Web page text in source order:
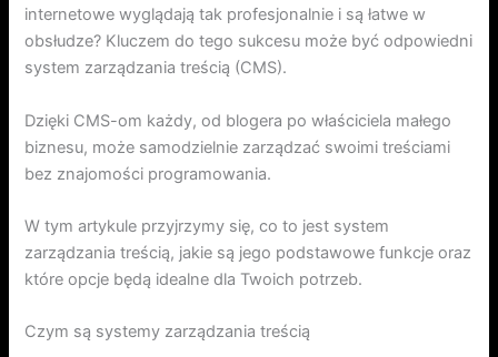
internetowe wyglądają tak profesjonalnie i są łatwe w
obsłudze? Kluczem do tego sukcesu może być odpowiedni
system zarządzania treścią (CMS).
Dzięki CMS-om każdy, od blogera po właściciela małego
biznesu, może samodzielnie zarządzać swoimi treściami
bez znajomości programowania.
W tym artykule przyjrzymy się, co to jest system
zarządzania treścią, jakie są jego podstawowe funkcje oraz
które opcje będą idealne dla Twoich potrzeb.
Czym są systemy zarządzania treścią